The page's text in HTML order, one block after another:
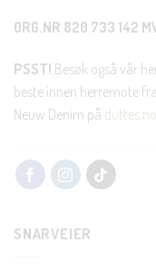
ORG.NR 820 733 142
PSST! Besøk også vår
beste innen herremote
Neuw Denim på duttes.no
SNARVEIER